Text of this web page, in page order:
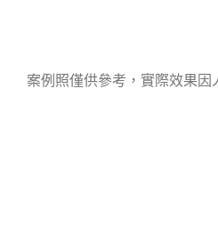
案例照僅供參考，實際效果因